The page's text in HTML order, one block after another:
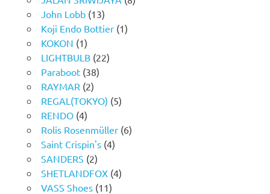
John Lobb(13)
Koji Endo Bottier(1)
KOKON (1)
LIGHTBULB(22)
Paraboot(38)
RAYMAR (2)
REGAL(TOKYO) (5)
RENDO(4)
Rolis Rosenmüller(6)
Saint Crispin's(4)
SANDERS (2)
SHETLANDFOX(4)
VASS Shoes(11)